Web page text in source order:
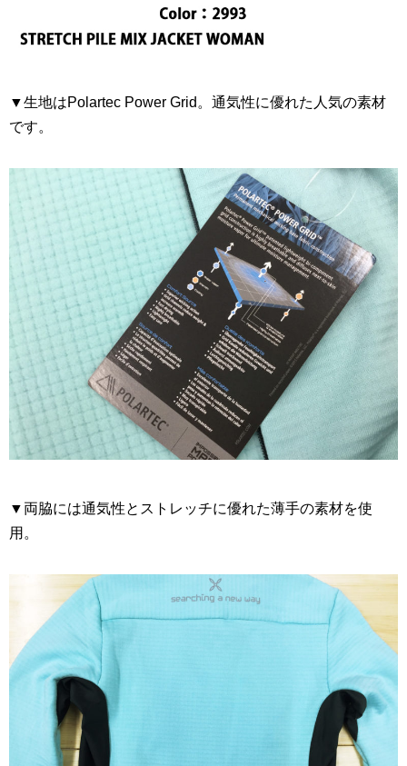
▼生地はPolartec Power Grid。通気性に優れた人気の素材
です。
▼両脇には通気性とストレッチに優れた薄手の素材を使
用。